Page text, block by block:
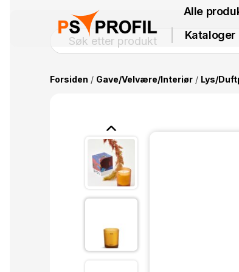
Alle
Kataloger
Forsiden / Gave/Velvære/Interiør/ Lys/